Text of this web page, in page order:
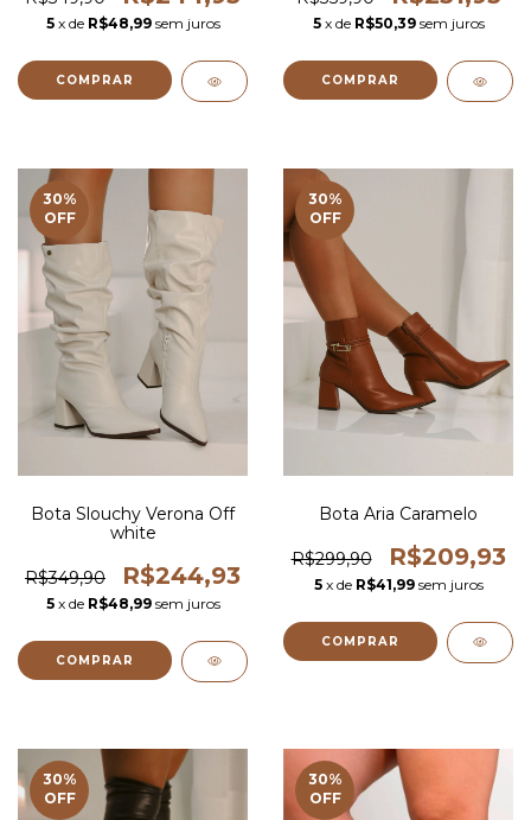
5 x de R$48,99 sem juros
COMPRAR
5 x de R$50,39 sem juros
COMPRAR
30%
OFF
Bota Slouchy Verona Off
white
R$349,90 R$244,93
5 x de R$48,99 sem juros
COMPRAR
30%
OFF
Bota Aria Caramelo
R$299,90 R$209,93
5 x de R$41,99 sem juros
COMPRAR
30%
OFF
30%
OFF